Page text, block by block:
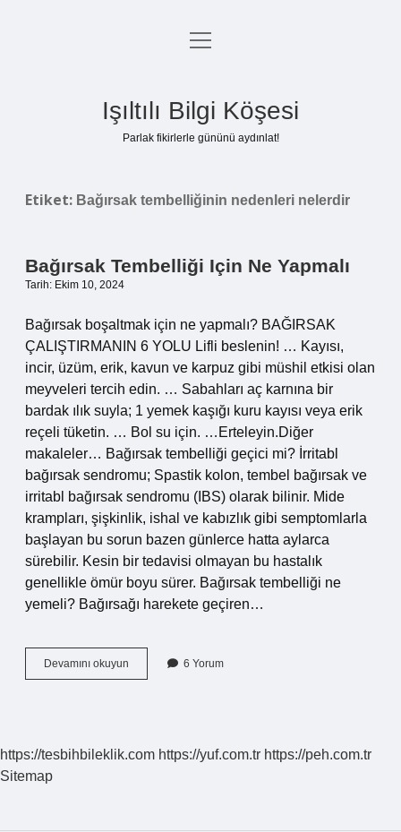
Anasayfa
Yasal Uyarı
menüyü
Işıltılı Bilgi Köşesi
Parlak fikirlerle gününü aydınlat!
Etiket: Bağırsak tembelliğinin nedenleri nelerdir
Bağırsak Tembelliği Için Ne Yapmalı
Tarih: Ekim 10, 2024
Bağırsak boşaltmak için ne yapmalı? BAĞIRSAK
ÇALIŞTIRMANIN 6 YOLU Lifli beslenin! … Kayısı,
incir, üzüm, erik, kavun ve karpuz gibi müshil etkisi olan
meyveleri tercih edin. … Sabahları aç karnına bir
bardak ılık suyla; 1 yemek kaşığı kuru kayısı veya erik
reçeli tüketin. … Bol su için. …Erteleyin.Diğer
makaleler… Bağırsak tembelliği geçici mi? İrritabl
bağırsak sendromu; Spastik kolon, tembel bağırsak ve
irritabl bağırsak sendromu (IBS) olarak bilinir. Mide
krampları, şişkinlik, ishal ve kabızlık gibi semptomlarla
başlayan bu sorun bazen günlerce hatta aylarca
sürebilir. Kesin bir tedavisi olmayan bu hastalık
genellikle ömür boyu sürer. Bağırsak tembelliği ne
yemeli? Bağırsağı harekete geçiren…
Devamını okuyun Bağırsak
Tembelliği
6 Yorum
https://tesbihbileklik.com https://yuf.com.tr https://peh.com.tr
Sitemap